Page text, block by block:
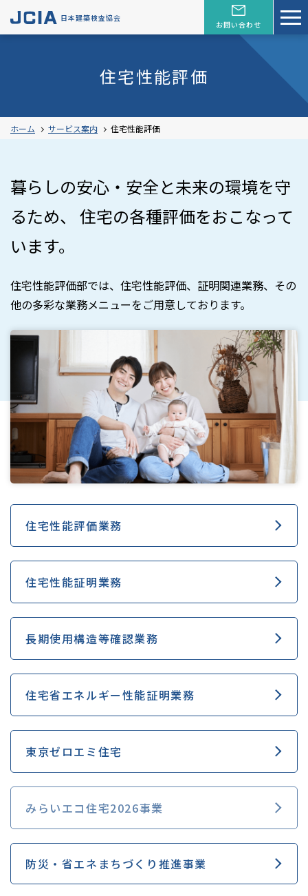
日本建築検査協会
お問い合わせ
住宅性能評価
ホーム サービス案内 住宅性能評価
暮らしの安心・安全と未来の環境を守
るため、 住宅の各種評価をおこなって
います。
住宅性能評価部では、住宅性能評価、証明関連業務、その
他の多彩な業務メニューをご用意しております。
住宅性能評価業務
住宅性能証明業務
長期使用構造等確認業務
住宅省エネルギー性能証明業務
東京ゼロエミ住宅
みらいエコ住宅2026事業
防災・省エネまちづくり推進事業